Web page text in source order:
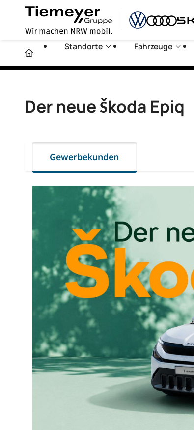
Standorte Fahrzeuge
Der neue Škoda Epiq
Gewerbekunden